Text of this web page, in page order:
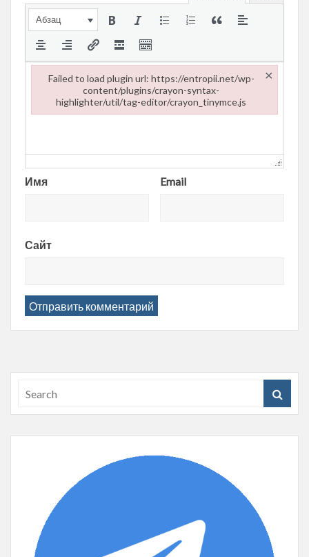
Абзац
Имя Email
Сайт
Failed to load plugin url: https://entropii.net/wp-
content/plugins/crayon-syntax-
highlighter/util/tag-editor/crayon_tinymce.js
×
Failed to load plugin url: https://entropii.net/wp-content/